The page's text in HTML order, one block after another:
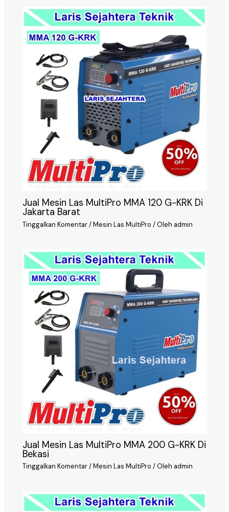
Jual Mesin Las MultiPro MMA 120 G-KRK Di
Jakarta Barat
Tinggalkan Komentar/Mesin Las MultiPro / Oleh admin
Jual Mesin Las MultiPro MMA 200 G-KRK Di
Bekasi
Tinggalkan Komentar/Mesin Las MultiPro / Oleh admin